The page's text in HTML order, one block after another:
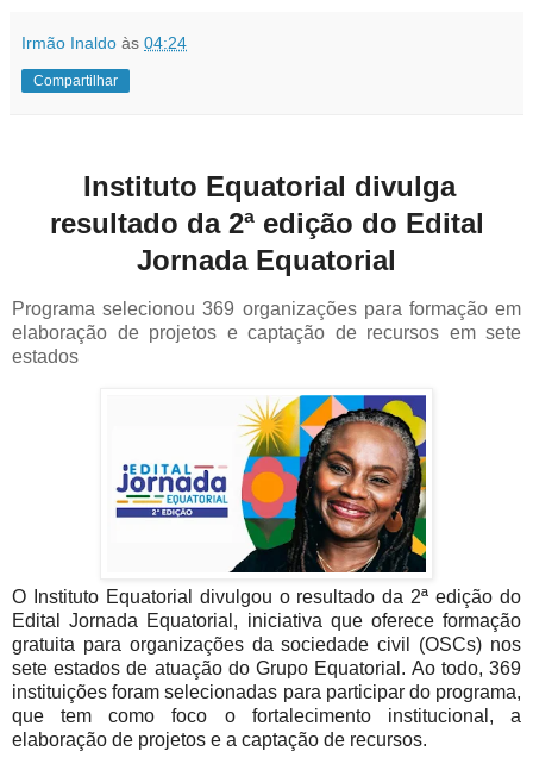
Irmão Inaldo às 04:24
Compartilhar
Instituto Equatorial divulga
resultado da 2ª edição do Edital
Jornada Equatorial
Programa selecionou 369 organizações para formação em
elaboração de projetos e captação de recursos em sete
estados
O Instituto Equatorial divulgou o resultado da 2ª edição do
Edital Jornada Equatorial, iniciativa que oferece formação
gratuita para organizações da sociedade civil (OSCs) nos
sete estados de atuação do Grupo Equatorial. Ao todo, 369
instituições foram selecionadas para participar do programa,
que tem como foco o fortalecimento institucional, a
elaboração de projetos e a captação de recursos.